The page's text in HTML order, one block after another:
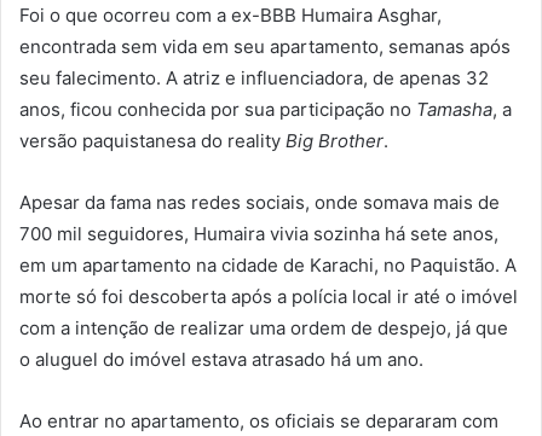
Foi o que ocorreu com a ex-BBB Humaira Asghar,
encontrada sem vida em seu apartamento, semanas após
seu falecimento. A atriz e influenciadora, de apenas 32
anos, ficou conhecida por sua participação no Tamasha, a
versão paquistanesa do reality Big Brother.
Apesar da fama nas redes sociais, onde somava mais de
700 mil seguidores, Humaira vivia sozinha há sete anos,
em um apartamento na cidade de Karachi, no Paquistão. A
morte só foi descoberta após a polícia local ir até o imóvel
com a intenção de realizar uma ordem de despejo, já que
o aluguel do imóvel estava atrasado há um ano.
Ao entrar no apartamento, os oficiais se depararam com